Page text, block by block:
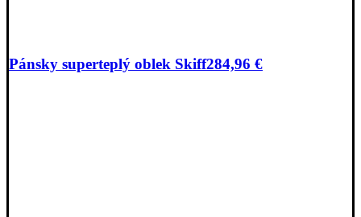
Pánsky superteplý oblek Skiff284,96 €